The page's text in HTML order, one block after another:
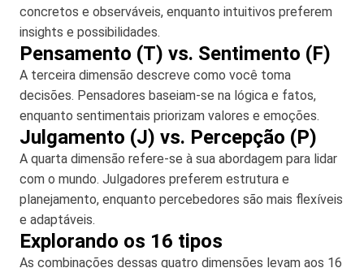
concretos e observáveis, enquanto intuitivos preferem
insights e possibilidades.
Pensamento (T) vs. Sentimento (F)
A terceira dimensão descreve como você toma
decisões. Pensadores baseiam-se na lógica e fatos,
enquanto sentimentais priorizam valores e emoções.
Julgamento (J) vs. Percepção (P)
A quarta dimensão refere-se à sua abordagem para lidar
com o mundo. Julgadores preferem estrutura e
planejamento, enquanto percebedores são mais flexíveis
e adaptáveis.
Explorando os 16 tipos
As combinações dessas quatro dimensões levam aos 16